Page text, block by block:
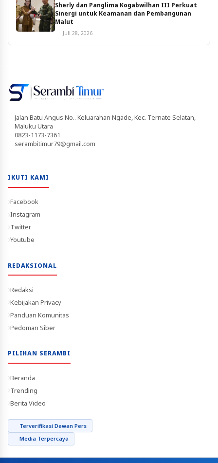
Sherly dan Panglima Kogabwilhan III Perkuat
Sinergi untuk Keamanan dan Pembangunan
Malut
Juli 28, 2026
Jalan Batu Angus No.. Keluarahan Ngade, Kec. Ternate Selatan,
Maluku Utara
0823-1173-7361
serambitimur79@gmail.com
IKUTI KAMI
Facebook
Instagram
Twitter
Youtube
REDAKSIONAL
Redaksi
Kebijakan Privacy
Panduan Komunitas
Pedoman Siber
PILIHAN SERAMBI
Beranda
Trending
Berita Video
Terverifikasi Dewan Pers
Media Terpercaya